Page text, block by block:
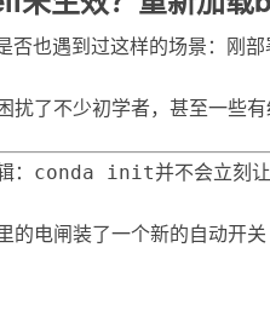
否也遇到过这样的场景：刚
扰了不少初学者，甚至一些
conda init并不会立刻
的电闸装了一个新的自动开